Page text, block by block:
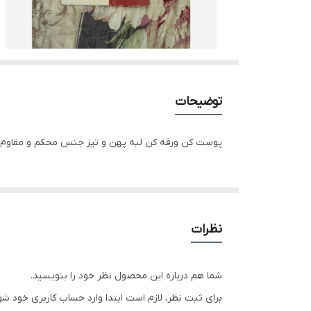
توضیحات
پوست کن ورقه کن لبه پهن و تیز جنس محکم و مقاوم
نظرات
شما هم درباره این محصول نظر خود را بنویسید.
برای ثبت نظر، لازم است ابتدا وارد حساب کاربری خود